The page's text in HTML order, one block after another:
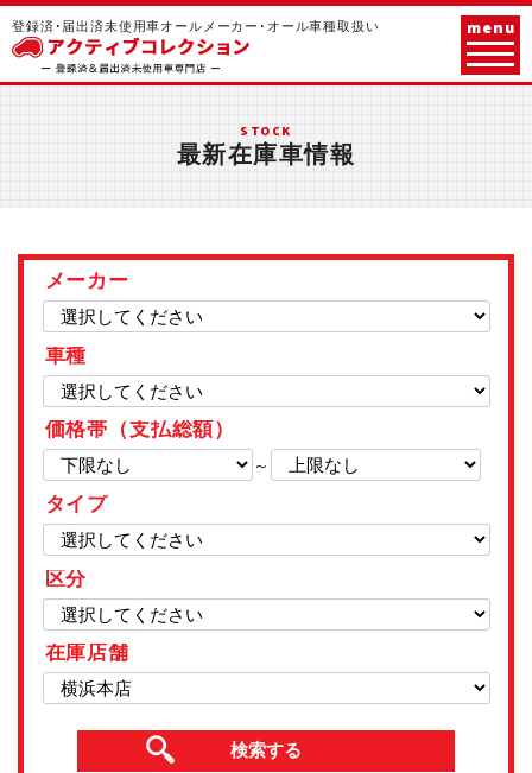
登録済･届出済未使用車オールメーカー･オール車種取扱い menu
STOCK
最新在庫車情報
メーカー
車種
価格帯（支払総額）
～
タイプ
区分
在庫店舗